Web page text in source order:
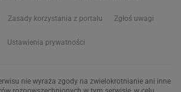
Zasady korzystania z portalu Zgłoś uwagi
Ustawienia prywatności
nie wyraża zgody na zwielokrotnianie ani inne